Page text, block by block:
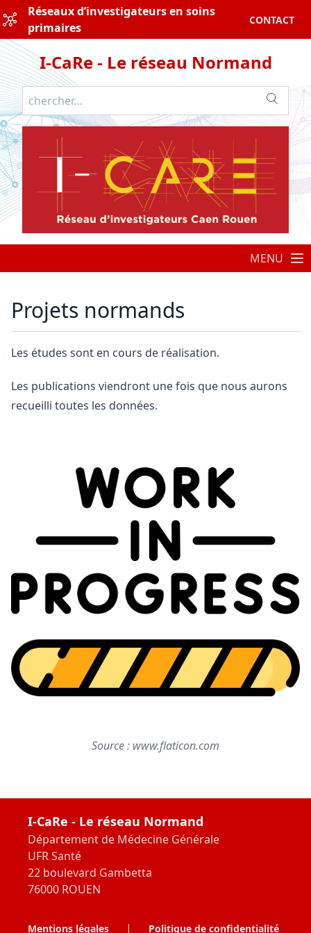
Réseaux d’investigateurs en soins
primaires
CONTACT
I-CaRe - Le réseau Normand
MENU
Projets normands
Les études sont en cours de réalisation.
Les publications viendront une fois que nous aurons
recueilli toutes les données.
Source : www.flaticon.com
I-CaRe - Le réseau Normand
Département de Médecine Générale
UFR Santé
22 boulevard Gambetta
76000 ROUEN
Mentions légales | Politique de confidentialité